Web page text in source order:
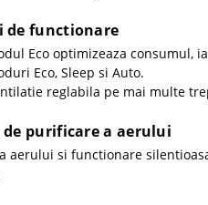
de functionare
Eco optimizeaza consumul,
Eco, Sleep si Auto.
reglabila pe mai multe
de purificare a aerului
aerului si functionare